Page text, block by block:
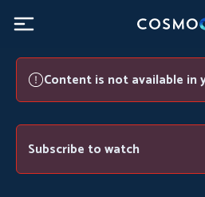
Content is not available in
Subscribe to watch